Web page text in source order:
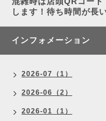
します！待ち時間が長
インフォメーション
2026-07（1）
2026-06（2）
2026-01（1）